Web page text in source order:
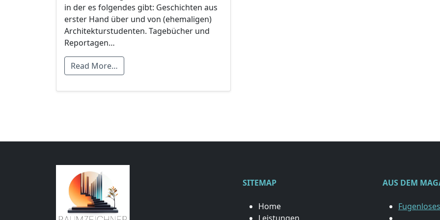
in der es folgendes gibt: Geschichten aus
erster Hand über und von (ehemaligen)
Architekturstudenten. Tagebücher und
Reportagen…
Read More…
SITEMAP
Home
AUS DEM